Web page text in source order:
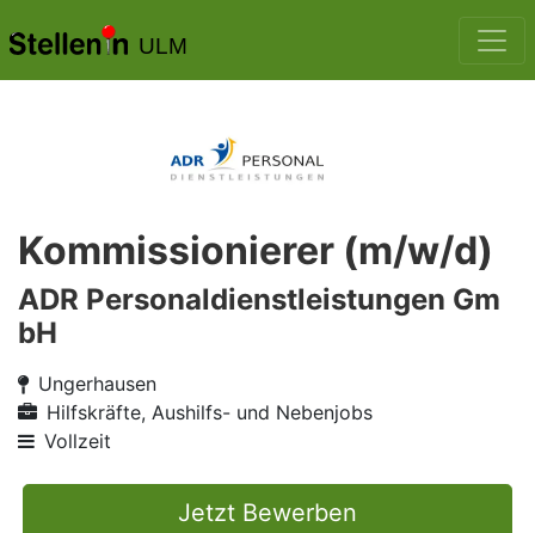
ULM
Kommissionierer (m/w/d)
ADR Personaldienstleistungen Gm
bH
Ungerhausen
Hilfskräfte, Aushilfs- und Nebenjobs
Vollzeit
Jetzt Bewerben